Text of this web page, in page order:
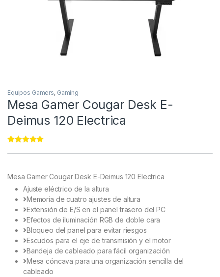
Equipos Gamers, Gaming
Mesa Gamer Cougar Desk E-
Deimus 120 Electrica
ratings
Mesa Gamer Cougar Desk E-Deimus 120 Electrica
Ajuste eléctrico de la altura
Memoria de cuatro ajustes de altura
Extensión de E/S en el panel trasero del PC
Efectos de iluminación RGB de doble cara
Bloqueo del panel para evitar riesgos
Escudos para el eje de transmisión y el motor
Bandeja de cableado para fácil organización
Mesa cóncava para una organización sencilla del
cableado